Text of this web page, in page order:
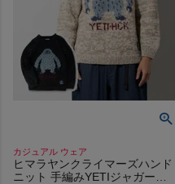
カジュアル ウェア
ヒマラヤンクライマーズハンド
ニット 手編みYETIジャガード